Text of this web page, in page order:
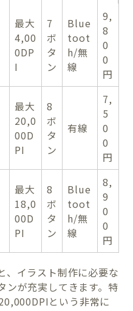
最大
4,00
0DP
I
7
ボ
タ
ン
Blue
toot
h/無
線
9,
8
0
0
円
最大
20,0
00D
PI
8
ボ
タ
ン
有線
7,
5
0
0
円
最大
18,0
00D
PI
8
ボ
タ
ン
Blue
toot
h/無
線
8,
9
0
0
円
、イラスト制作に必要な
ンが充実してきます。特
という非常に